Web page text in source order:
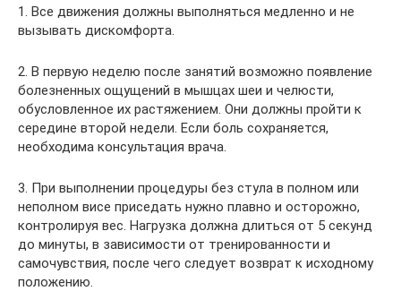
1. Все движения должны выполняться медленно и не
вызывать дискомфорта.
2. В первую неделю после занятий возможно появление
болезненных ощущений в мышцах шеи и челюсти,
обусловленное их растяжением. Они должны пройти к
середине второй недели. Если боль сохраняется,
необходима консультация врача.
3. При выполнении процедуры без стула в полном или
неполном висе приседать нужно плавно и осторожно,
контролируя вес. Нагрузка должна длиться от 5 секунд
до минуты, в зависимости от тренированности и
самочувствия, после чего следует возврат к исходному
положению.